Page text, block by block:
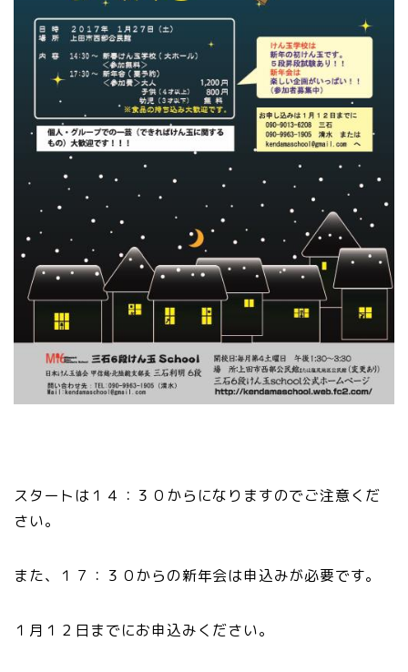
スタートは１４：３０からになりますのでご注意くだ
さい。
また、１７：３０からの新年会は申込みが必要です。
１月１２日までにお申込みください。